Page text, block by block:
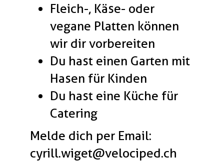
Fleich-, Käse- oder
vegane Platten können
wir dir vorbereiten
Du hast einen Garten mit
Hasen für Kinden
Du hast eine Küche für
Catering
Melde dich per Email:
cyrill.wiget@velociped.ch